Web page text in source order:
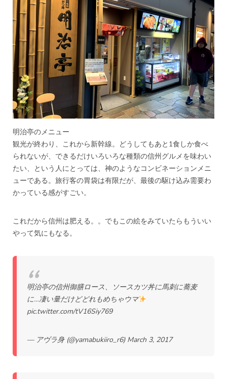
明治亭のメニュー
観光が終わり、これから新幹線。どうしてもあと1食しか食べ
られないが、できるだけいろいろな種類の信州グルメを味わい
たい、という人にとっては、神のようなコンビネーションメニ
ューである。旅行客の胃袋は有限だが、最後の駆け込み需要わ
かっている感がすごい。
これだから信州は肥える。。でもこの絵をみていたらもういい
やって気にもなる。
明治亭の信州御膳ロース、ソースカツ丼に馬刺に蕎麦
に…凄い量だけどどれもめちゃウマ
pic.twitter.com/tV16Siy769
— アヴラ身 (@yamabukiiro_r6) March 3, 2017